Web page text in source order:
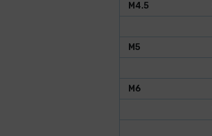
M4.5
M5
M6